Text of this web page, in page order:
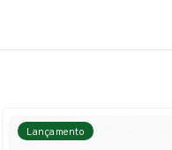
Lançamento